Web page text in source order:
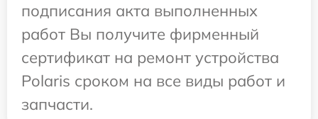
подписания акта выполненных
работ Вы получите фирменный
сертификат на ремонт устройства
Polaris сроком на все виды работ и
запчасти.